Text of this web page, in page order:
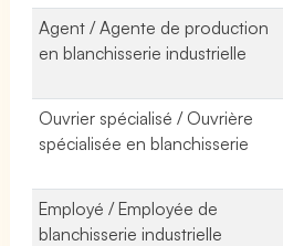
Agent / Agente de production
en blanchisserie industrielle
Ouvrier spécialisé / Ouvrière
spécialisée en blanchisserie
Employé / Employée de
blanchisserie industrielle